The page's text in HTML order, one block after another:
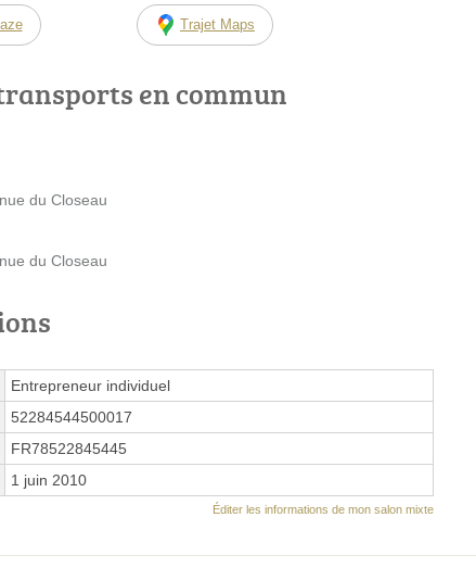
Trajet Maps
en commun
du Closeau
du Closeau
Entrepreneur individuel
52284544500017
FR78522845445
1 juin 2010
Éditer les informations de mon salon mixte